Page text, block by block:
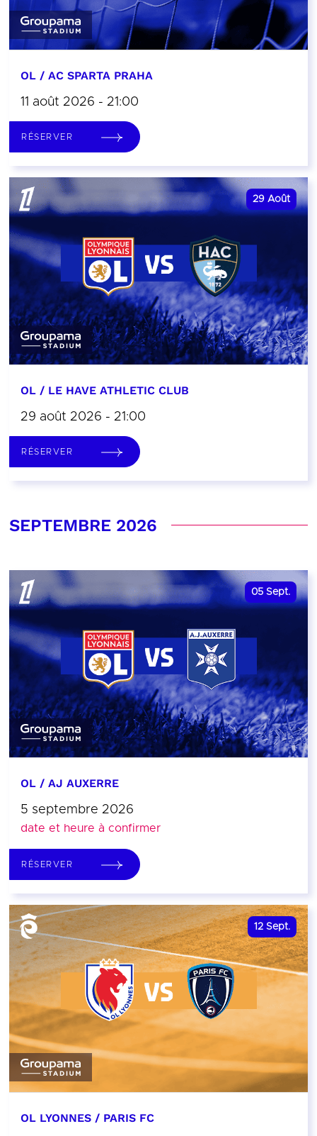
OL / AC SPARTA PRAHA
11 août 2026 - 21:00
RÉSERVER
29 Août
OL / LE HAVE ATHLETIC CLUB
29 août 2026 - 21:00
RÉSERVER
SEPTEMBRE 2026
05 Sept.
OL / AJ AUXERRE
5 septembre 2026
date et heure à confirmer
RÉSERVER
12 Sept.
OL LYONNES / PARIS FC